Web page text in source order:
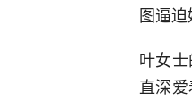
图逼迫
叶女
直深